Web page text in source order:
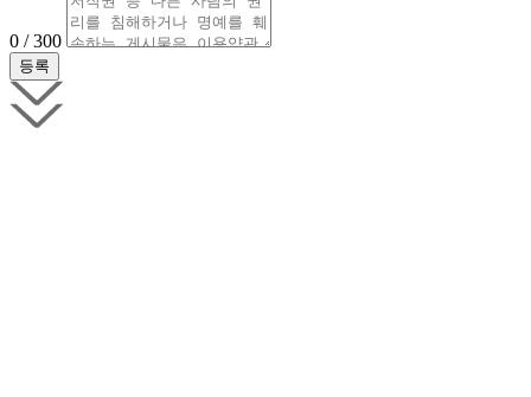
0 / 300